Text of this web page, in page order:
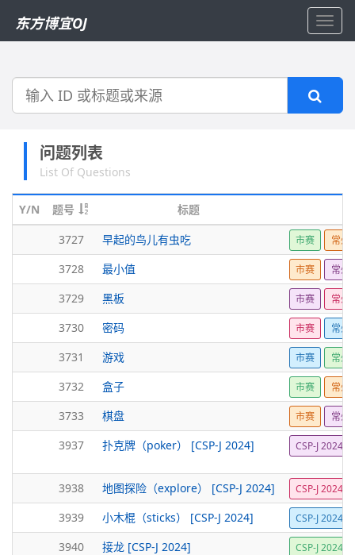
东方博宜OJ
搜
问题列表
List Of Questions
Y/N 题号
标题
3727
早起的鸟儿有虫吃 市赛 常州
3728 最小值 市赛 常州
3729 黑板 市赛 常州
3730 密码 市赛 常州
3731 游戏 市赛 常州
3732 盒子 市赛 常州
3733 棋盘 市赛 常州
3937 扑克牌（poker） [CSP-J 2024] CSP-J 2024
3938 地图探险（explore） [CSP-J 2024] CSP-J 2024
3939 小木棍（sticks） [CSP-J 2024] CSP-J 2024
3940 接龙 [CSP-J 2024] CSP-J 2024